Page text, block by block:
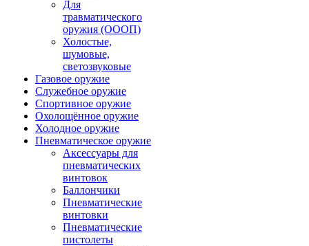
Для
травматического
оружия (ОООП)
Холостые,
шумовые,
светозвуковые
Газовое оружие
Служебное оружие
Спортивное оружие
Охолощённое оружие
Холодное оружие
Пневматическое оружие
Аксессуары для
пневматических
винтовок
Баллончики
Пневматические
винтовки
Пневматические
пистолеты